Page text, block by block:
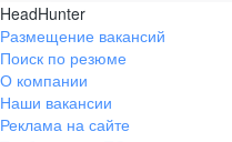
HeadHunter
Размещение вакансий
Поиск по резюме
О компании
Наши вакансии
Реклама на сайте